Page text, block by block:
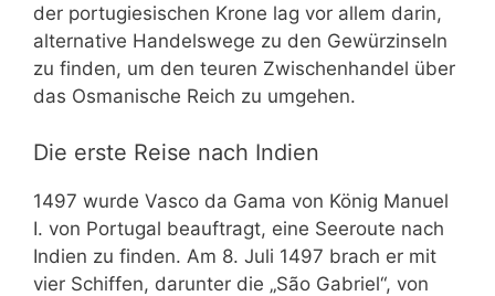
der portugiesischen Krone lag vor allem darin,
alternative Handelswege zu den Gewürzinseln
zu finden, um den teuren Zwischenhandel über
das Osmanische Reich zu umgehen.
Die erste Reise nach Indien
1497 wurde Vasco da Gama von König Manuel
I. von Portugal beauftragt, eine Seeroute nach
Indien zu finden. Am 8. Juli 1497 brach er mit
vier Schiffen, darunter die „São Gabriel“, von